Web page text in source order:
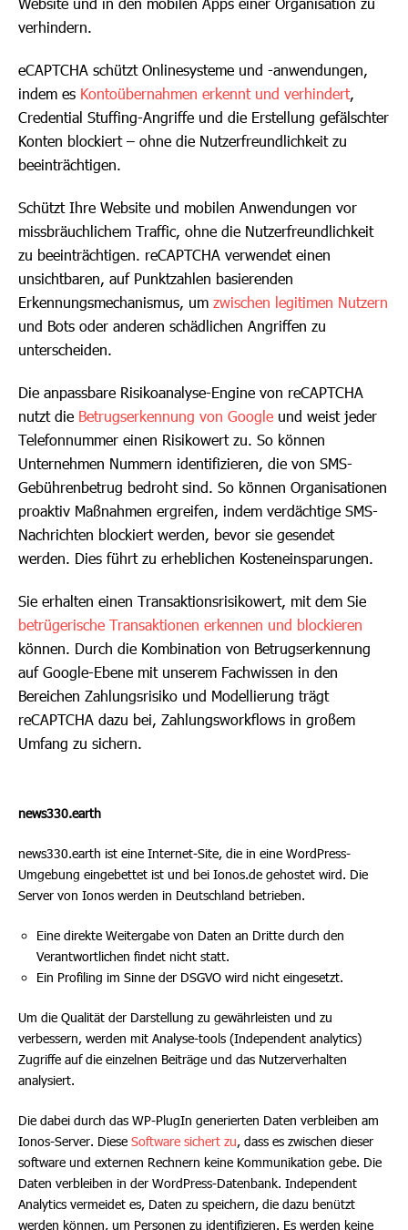
verhindern.
eCAPTCHA schützt Onlinesysteme und ‑anwendungen,
indem es Kontoübernahmen erkennt und verhindert,
Credential Stuffing-Angriffe und die Erstellung gefälschter
Konten blockiert – ohne die Nutzerfreundlichkeit zu
beeinträchtigen.
Schützt Ihre Website und mobilen Anwendungen vor
missbräuchlichem Traffic, ohne die Nutzerfreundlichkeit
zu beeinträchtigen. reCAPTCHA verwendet einen
unsichtbaren, auf Punktzahlen basierenden
Erkennungsmechanismus, um zwischen legitimen Nutzern
und Bots oder anderen schädlichen Angriffen zu
unterscheiden.
Die anpassbare Risikoanalyse-Engine von reCAPTCHA
nutzt die Betrugserkennung von Google und weist jeder
Telefonnummer einen Risikowert zu. So können
Unternehmen Nummern identifizieren, die von SMS-
Gebührenbetrug bedroht sind. So können Organisationen
proaktiv Maßnahmen ergreifen, indem verdächtige SMS-
Nachrichten blockiert werden, bevor sie gesendet
werden. Dies führt zu erheblichen Kosteneinsparungen.
Sie erhalten einen Transaktionsrisikowert, mit dem Sie
betrügerische Transaktionen erkennen und blockieren
können. Durch die Kombination von Betrugserkennung
auf Google-Ebene mit unserem Fachwissen in den
Bereichen Zahlungsrisiko und Modellierung trägt
reCAPTCHA dazu bei, Zahlungsworkflows in großem
Umfang zu sichern.
news330.earth
news330.earth ist eine Internet-Site, die in eine WordPress-
Umgebung eingebettet ist und bei Ionos.de gehostet wird. Die
Server von Ionos werden in Deutschland betrieben.
Eine direkte Weitergabe von Daten an Dritte durch den
Verantwortlichen findet nicht statt.
Ein Profiling im Sinne der DSGVO wird nicht eingesetzt.
Um die Qualität der Darstellung zu gewährleisten und zu
verbessern, werden mit Analyse-tools (Independent analytics)
Zugriffe auf die einzelnen Beiträge und das Nutzerverhalten
analysiert.
Die dabei durch das WP-PlugIn generierten Daten verbleiben am
Ionos-Server. Diese Software sichert zu, dass es zwischen dieser
software und externen Rechnern keine Kommunikation gebe. Die
Daten verbleiben in der WordPress-Datenbank. Independent
Analytics vermeidet es, Daten zu speichern, die dazu benützt
werden können, um Personen zu identifizieren. Es werden keine